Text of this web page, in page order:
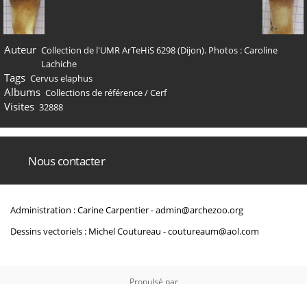
Auteur Collection de l'UMR ArTeHiS 6298 (Dijon). Photos : Caroline
Lachiche
Tags Cervus elaphus
Albums Collections de référence/Cerf
Visites 32888
Nous contacter
Administration : Carine Carpentier -admin@archezoo.org
Dessins vectoriels : Michel Coutureau -coutureaum@aol.com
Propulsé par